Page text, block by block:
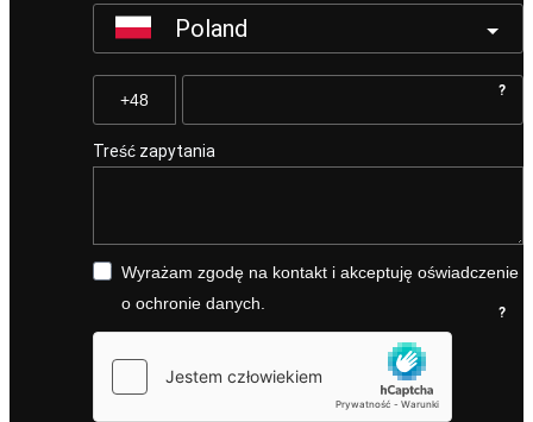
Poland
?
Treść zapytania
Wyrażam zgodę na kontakt i akceptuję oświadczenie
o ochronie danych.
?